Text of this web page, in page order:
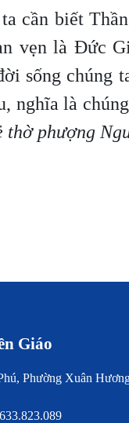
cần biết
vẹn là Đức
sống chúng
nghĩa là
thờ phượng
Giáo
Phường Xuân